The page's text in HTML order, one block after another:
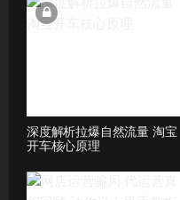
深度解析拉爆自然流量 淘宝
开车核心原理